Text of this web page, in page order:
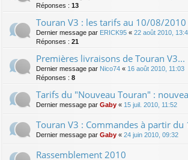
Réponses : 13
Touran V3 : les tarifs au 10/08/2010
Dernier message par ERICK95 « 22 août 2010,
Réponses : 21
Premières livraisons de Touran V3...
Dernier message par Nico74 « 16 août 2010, 11:03
Réponses : 8
Tarifs du "Nouveau Touran" :
Dernier message par Gaby « 15 juil. 2010, 11:52
Touran V3 : Commandes à partir du
Dernier message par Gaby « 24 juin 2010, 09:32
Rassemblement 2010